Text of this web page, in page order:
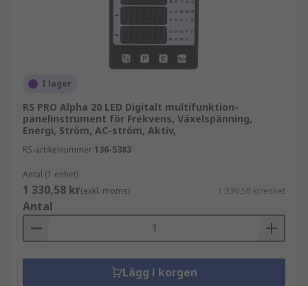
I lager
RS PRO Alpha 20 LED Digitalt multifunktion-
panelinstrument för Frekvens, Växelspänning,
Energi, Ström, AC-ström, Aktiv,
RS-artikelnummer 136-5383
Antal (1 enhet)
1 330,58 kr(exkl. moms) 1 330,58 kr/enhet
Antal
Lägg i korgen